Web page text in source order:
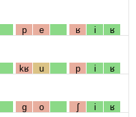
p e ʁ i ʁ
kʁ u p i ʁ
g o ʃ i ʁ